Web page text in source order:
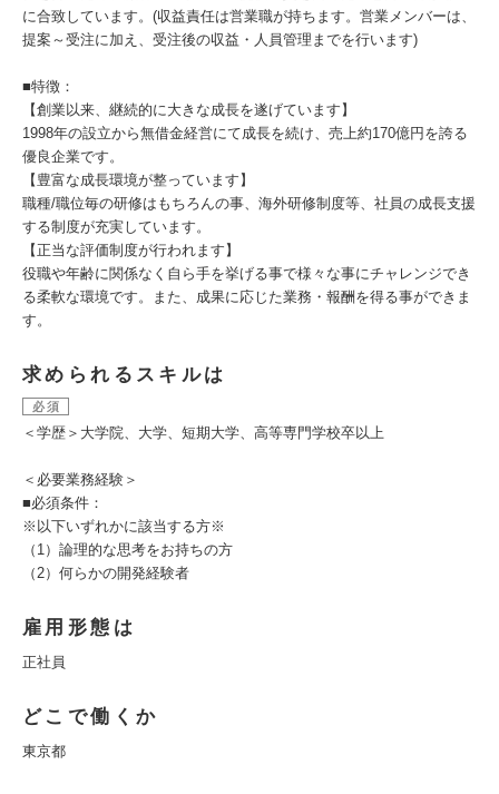
に合致しています。(収益責任は営業職が持ちます。営業メンバーは、
提案～受注に加え、受注後の収益・人員管理までを行います)
■特徴：
【創業以来、継続的に大きな成長を遂げています】
1998年の設立から無借金経営にて成長を続け、売上約170億円を誇る
優良企業です。
【豊富な成長環境が整っています】
職種/職位毎の研修はもちろんの事、海外研修制度等、社員の成長支援
する制度が充実しています。
【正当な評価制度が行われます】
役職や年齢に関係なく自ら手を挙げる事で様々な事にチャレンジでき
る柔軟な環境です。また、成果に応じた業務・報酬を得る事ができま
す。
求められるスキルは
必須
＜学歴＞大学院、大学、短期大学、高等専門学校卒以上
＜必要業務経験＞
■必須条件：
※以下いずれかに該当する方※
（1）論理的な思考をお持ちの方
（2）何らかの開発経験者
雇用形態は
正社員
どこで働くか
東京都